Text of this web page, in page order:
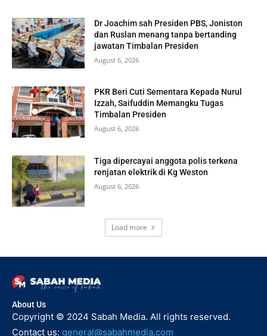
Dr Joachim sah Presiden PBS, Joniston
dan Ruslan menang tanpa bertanding
jawatan Timbalan Presiden
August 6, 2026
PKR Beri Cuti Sementara Kepada Nurul
Izzah, Saifuddin Memangku Tugas
Timbalan Presiden
August 6, 2026
Tiga dipercayai anggota polis terkena
renjatan elektrik di Kg Weston
August 6, 2026
Load more
About Us
Copyright © 2024 Sabah Media. All rights reserved.
Contact us: general@sabahmedia.com